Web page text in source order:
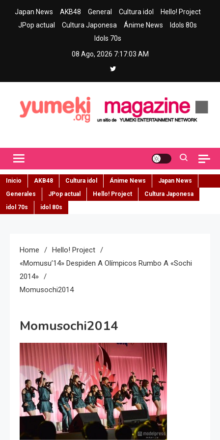
Japan News AKB48 General Cultura idol
Hello! Project
JPop actual
Cultura Japonesa Ánime News
Idols 80s
Idols 70s
08 Ago, 2026 7:17:04 AM
Inicio AKB48 Cultura idol Ánime News
Japan News
Generales
JPop actual Hello! Project
Cultura Japonesa
idol 70s
idol 80s
Home
Hello! Project
«Momusu’14» Despiden A Olímpicos Rumbo A «Sochi
2014»
Momusochi2014
Momusochi2014